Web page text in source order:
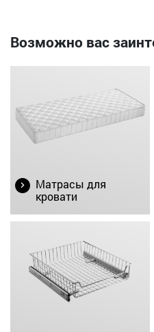
Возможно вас
Матрасы для
кровати